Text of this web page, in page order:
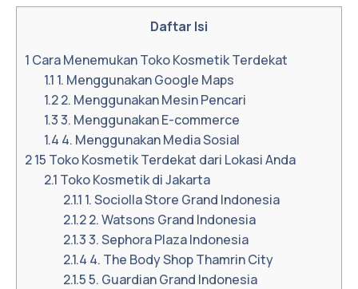
Daftar Isi
1 Cara Menemukan Toko Kosmetik Terdekat
1.1 1. Menggunakan Google Maps
1.22. Menggunakan Mesin Pencari
1.33. Menggunakan E-commerce
1.4 4. Menggunakan Media Sosial
215 Toko Kosmetik Terdekat dari Lokasi Anda
2.1 Toko Kosmetik di Jakarta
2.1.1 1. Sociolla Store Grand Indonesia
2.1.22. Watsons Grand Indonesia
2.1.33. Sephora Plaza Indonesia
2.1.4 4. The Body Shop Thamrin City
2.1.55. Guardian Grand Indonesia